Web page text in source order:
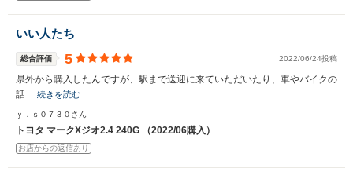
いい人たち
総合評価 5 2022/06/24投稿
県外から購入したんですが、駅まで送迎に来ていただいたり、車やバイクの
話… 続きを読む
ｙ．ｓ０７３０さん
トヨタ マークXジオ2.4 240G （2022/06購入）
お店からの返信あり